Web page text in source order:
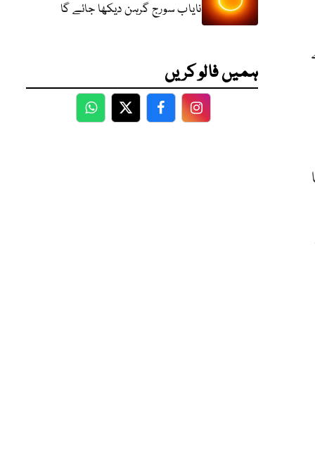
نایاب سورج گرہن دیکھا جائے گا
ہمیں فالو کریں
WhatsApp
TwitterFacebookFacebook